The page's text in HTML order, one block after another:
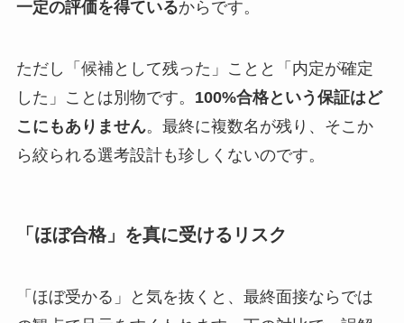
一定の評価を得ているからです。
ただし「候補として残った」ことと「内定が確定
した」ことは別物です。 100%合格という保証はど
こにもありません。最終に複数名が残り、そこか
ら絞られる選考設計も珍しくないのです。
「ほぼ合格」を真に受けるリスク
「ほぼ受かる」と気を抜くと、最終面接ならでは